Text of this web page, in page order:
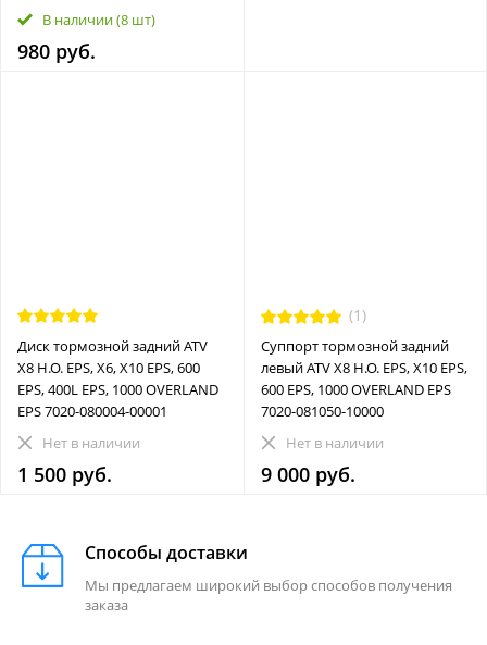
В наличии(8 шт)
980 руб.
Диск тормозной задний ATV
X8 H.O. EPS, X6, X10 EPS, 600
EPS, 400L EPS, 1000 OVERLAND
EPS 7020-080004-00001
Нет в наличии
1 500 руб.
(1)
Суппорт тормозной задний
левый ATV X8 H.O. EPS, X10 EPS,
600 EPS, 1000 OVERLAND EPS
7020-081050-10000
Нет в наличии
9 000 руб.
Способы доставки
Мы предлагаем широкий выбор способов получения
заказа